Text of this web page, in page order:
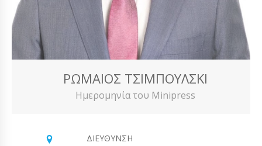
ΡΩΜΑΊΟΣ ΤΣΙΜΠΟΎΛΣΚΙ
Ημερομηνία του Minipress
ΔΙΕΎΘΥΝΣΗ